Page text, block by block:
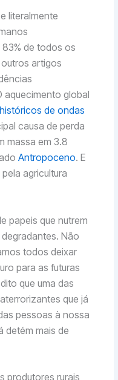
literalmente
de todos os
artigos
aquecimento global
de ondas
causa de perda
massa em 3.8
Antropoceno. E
agricultura
papeis que nutrem
Não
todos deixar
para as futuras
que uma das
que já
pessoas à nossa
detém mais de
produtores rurais